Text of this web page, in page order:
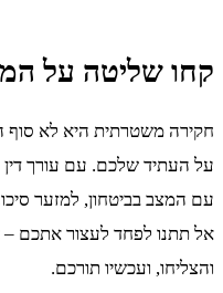
קחו שליטה על
חקירה משטרתית היא לא סוף
על העתיד שלכם. עם עורך דין
עם המצב בביטחון, למזער
אל תתנו לפחד לעצור אתכם –
והצליחו, ועכשיו תורכם.